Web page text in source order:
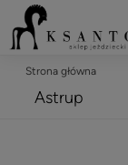
Strona główna
Astrup